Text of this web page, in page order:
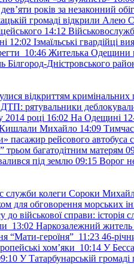
років за незаконний
громаді відкрили Алею
14:12
12:02 Ізмаїльські гвардійці
10:46 Жителька Одещини
Білгород-Дністровського
відкриттям
рятувальники
2014 році 16:02 На Одещині 12-
Кишлали Михайло 14:09
пасажир рейсового
трьом багатодітним матерям
під землю 09:15 Ворог
служби колеги Сороки
для обговорення морських
до військової справи:
13:02 Наркозалежний
“Мати-героїня” 11:23 46-
хом’яки 10:14 У
У Татарбунарській